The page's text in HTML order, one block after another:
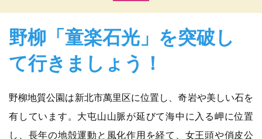
野柳「童楽石光」を突破し
て行きましょう！
野柳地質公園は新北市萬里区に位置し、奇岩や美しい石を
有しています。大屯山山脈が延びて海中に入る岬に位置
し、長年の地殻運動と風化作用を経て、女王頭や俏皮公